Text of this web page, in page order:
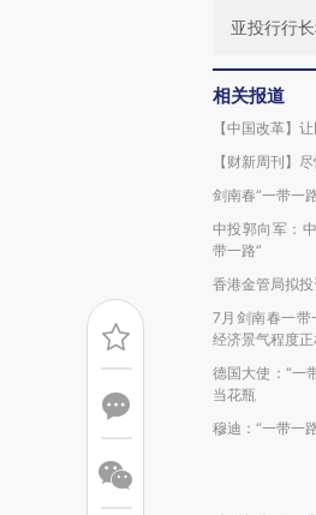
亚投行行
相关报道
【中国改革】
【财新周刊】
剑南春“一带一
中投郭向军：
带一路”
香港金管局拟
7月剑南春一带
经济景气程度正
德国大使：“一
当花瓶
穆迪：“一带一